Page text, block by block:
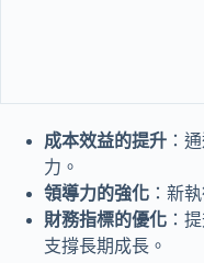
成本效益的提升 ：
力。
領導力的強化 ：新
財務指標的優化 ：
支撐長期成長。